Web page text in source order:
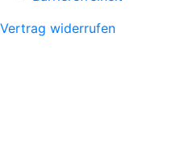
Vertrag widerrufen